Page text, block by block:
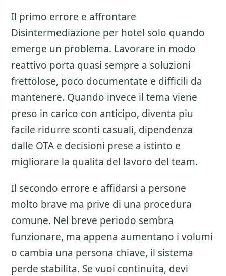
Il primo errore e affrontare
Disintermediazione per hotel solo quando
emerge un problema. Lavorare in modo
reattivo porta quasi sempre a soluzioni
frettolose, poco documentate e difficili da
mantenere. Quando invece il tema viene
preso in carico con anticipo, diventa piu
facile ridurre sconti casuali, dipendenza
dalle OTA e decisioni prese a istinto e
migliorare la qualita del lavoro del team.
Il secondo errore e affidarsi a persone
molto brave ma prive di una procedura
comune. Nel breve periodo sembra
funzionare, ma appena aumentano i volumi
o cambia una persona chiave, il sistema
perde stabilita. Se vuoi continuita, devi